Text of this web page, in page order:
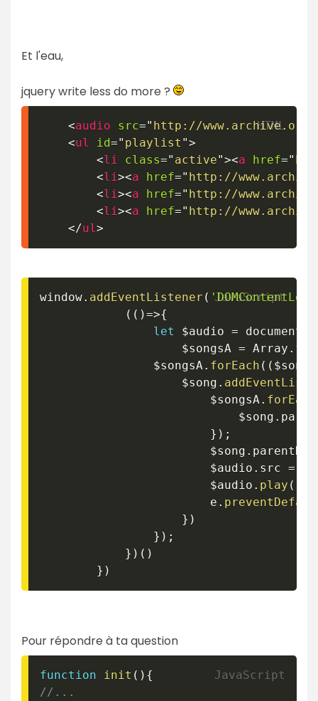
Et l'eau,
jquery write less do more ?
<audio src=" http://www.archive.org/
<ul id=" playlist ">
<li class=" active"><a href="
<li ><a href=" http://
<li ><a href=" http://
<li ><a href=" http://
</ul >
window. addEventListener (
( ( )=>{
let
$audio = document
                    $songsA
= Array .
                $songsA
. forEach ( ( $song
                    $song
.
                        $songsA
. forEach
                            $song
.
} ) ;
                        $song
.
                        $audio
. src =
                        $audio
. play (
                        e
.
} )
} ) ;
} ) ( )
} )
Pour répondre à ta question
function init ( ) {
//...